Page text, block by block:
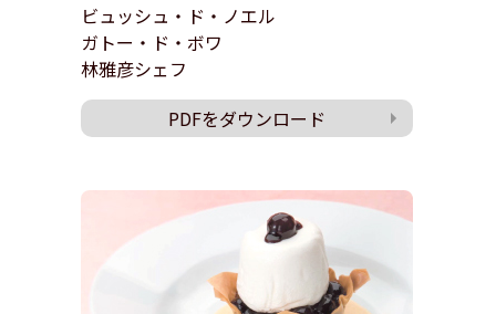
ビュッシュ・ド・ノエル
ガトー・ド・ボワ
林雅彦シェフ
PDFをダウンロード